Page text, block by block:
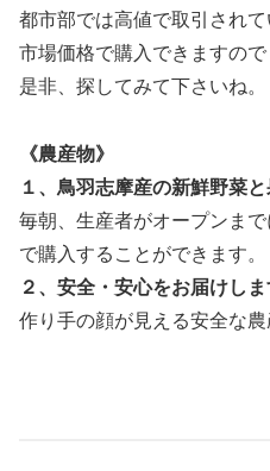
都市部では高値で取引され
市場価格で購入できますので
是非、探してみて下さいね。
《農産物》
１、鳥羽志摩産の新鮮野菜と
毎朝、生産者がオープンま
で購入することができます。
２、安全・安心をお届けしま
作り手の顔が見える安全な